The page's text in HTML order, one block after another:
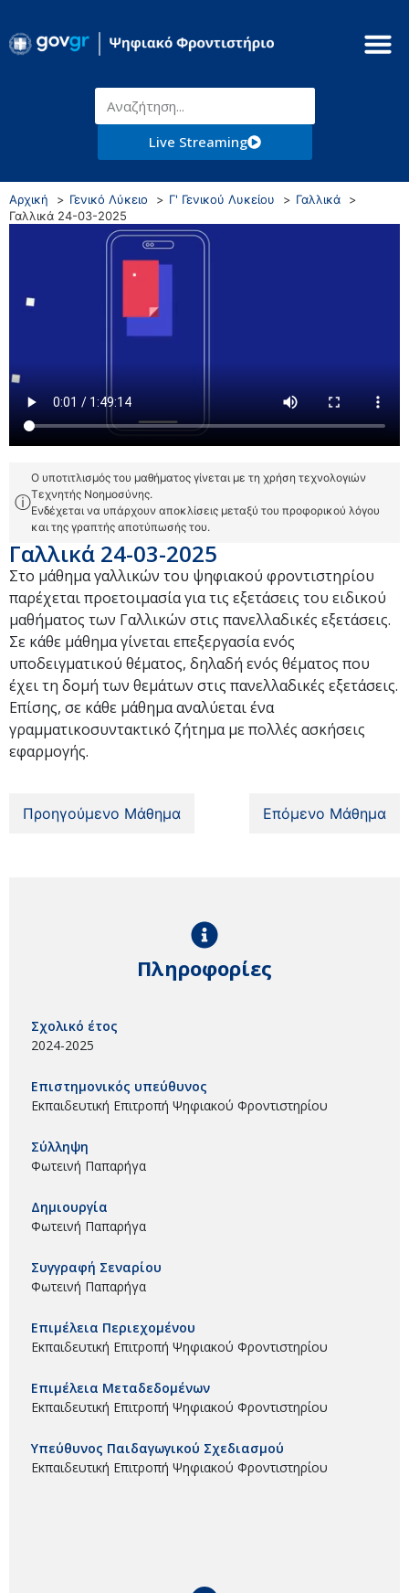
Live Streaming
Αρχική Γενικό Λύκειο Γ' Γενικού Λυκείου
Γαλλικά
Γαλλικά 24-03-2025
ⓘ
Ο υποτιτλισμός του μαθήματος γίνεται με τη χρήση τεχνολογιών
Τεχνητής Νοημοσύνης.
Ενδέχεται να υπάρχουν αποκλίσεις μεταξύ του προφορικού λόγου
και της γραπτής αποτύπωσής του.
Γαλλικά 24-03-2025
Στο μάθημα γαλλικών του ψηφιακού φροντιστηρίου
παρέχεται προετοιμασία για τις εξετάσεις του ειδικού
μαθήματος των Γαλλικών στις πανελλαδικές εξετάσεις.
Σε κάθε μάθημα γίνεται επεξεργασία ενός
υποδειγματικού θέματος, δηλαδή ενός θέματος που
έχει τη δομή των θεμάτων στις πανελλαδικές εξετάσεις.
Επίσης, σε κάθε μάθημα αναλύεται ένα
γραμματικοσυντακτικό ζήτημα με πολλές ασκήσεις
εφαρμογής.
Προηγούμενο Μάθημα Επόμενο Μάθημα
Πληροφορίες
Σχολικό έτος
2024-2025
Επιστημονικός υπεύθυνος
Εκπαιδευτική Επιτροπή Ψηφιακού Φροντιστηρίου
Σύλληψη
Φωτεινή Παπαρήγα
Δημιουργία
Φωτεινή Παπαρήγα
Συγγραφή Σεναρίου
Φωτεινή Παπαρήγα
Επιμέλεια Περιεχομένου
Εκπαιδευτική Επιτροπή Ψηφιακού Φροντιστηρίου
Επιμέλεια Μεταδεδομένων
Εκπαιδευτική Επιτροπή Ψηφιακού Φροντιστηρίου
Υπεύθυνος Παιδαγωγικού Σχεδιασμού
Εκπαιδευτική Επιτροπή Ψηφιακού Φροντιστηρίου